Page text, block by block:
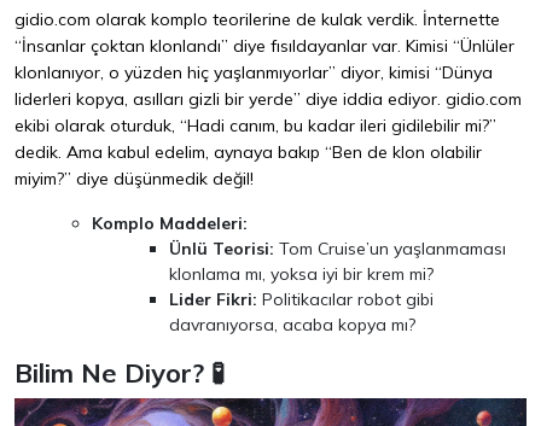
gidio.com olarak komplo teorilerine de kulak verdik. İnternette
“İnsanlar çoktan klonlandı” diye fısıldayanlar var. Kimisi “Ünlüler
klonlanıyor, o yüzden hiç yaşlanmıyorlar” diyor, kimisi “Dünya
liderleri kopya, asılları gizli bir yerde” diye iddia ediyor. gidio.com
ekibi olarak oturduk, “Hadi canım, bu kadar ileri gidilebilir mi?”
dedik. Ama kabul edelim, aynaya bakıp “Ben de klon olabilir
miyim?” diye düşünmedik değil!
Komplo Maddeleri:
Ünlü Teorisi: Tom Cruise’un yaşlanmaması
klonlama mı, yoksa iyi bir krem mi?
Lider Fikri: Politikacılar robot gibi
davranıyorsa, acaba kopya mı?
Bilim Ne Diyor? 🧪